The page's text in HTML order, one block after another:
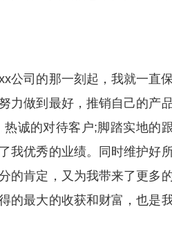
公司的那一刻起，我就一直保
力做到最好，推销自己的产
诚的对待客户;脚踏实地的
我优秀的业绩。同时维护好
的肯定，又为我带来了更多
的最大的收获和财富，也是